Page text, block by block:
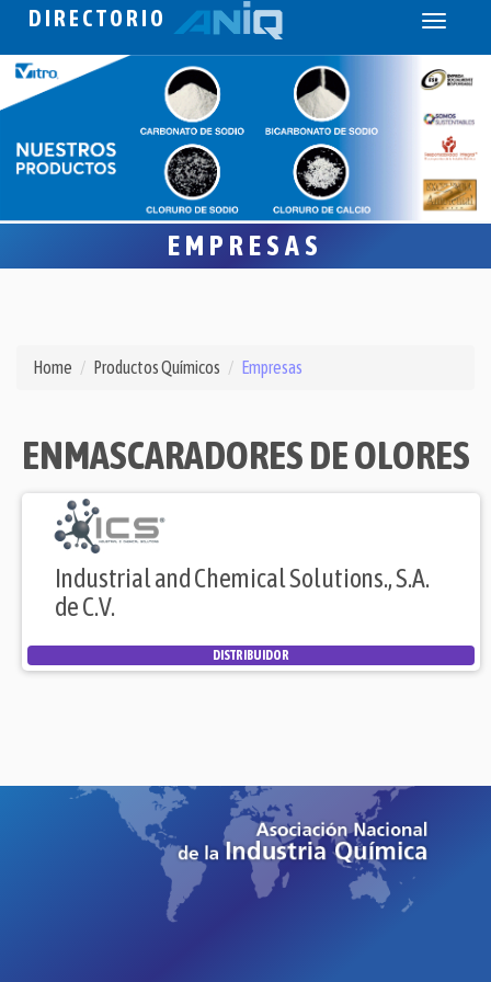
DIRECTORIO
Toggle
EMPRESAS
Home Productos Químicos Empresas
ENMASCARADORES DE OLORES
Industrial and Chemical Solutions., S.A.
de C.V.
DISTRIBUIDOR